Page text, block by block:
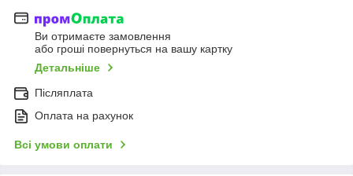
Ви отримаєте замовлення
або гроші повернуться на вашу картку
Детальніше
Післяплата
Оплата на рахунок
Всі умови оплати